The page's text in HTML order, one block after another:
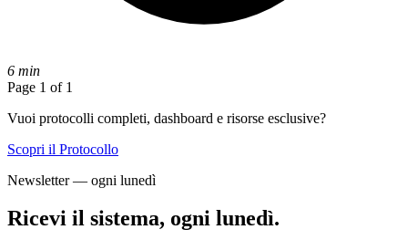
6 min
Page 1 of 1
Vuoi protocolli completi, dashboard e risorse esclusive?
Scopri il Protocollo
Newsletter — ogni lunedì
Ricevi il sistema, ogni lunedì.